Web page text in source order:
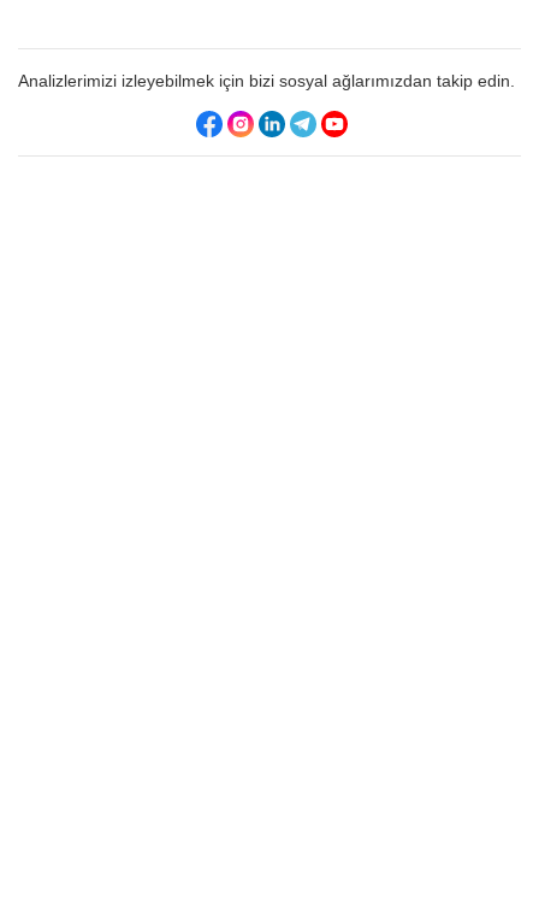
Analizlerimizi izleyebilmek için bizi sosyal ağlarımızdan takip edin.